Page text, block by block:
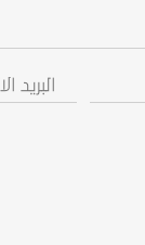
البريد
الالكتروني